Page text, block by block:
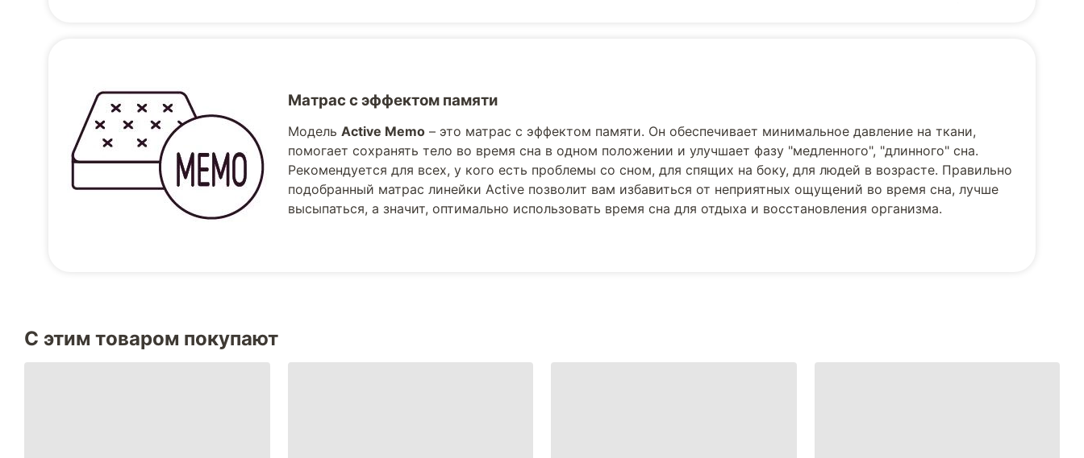
Матрас с эффектом памяти
Модель Active Memo– это матрас с эффектом памяти. Он обеспечивает минимальное давление на ткани,
помогает сохранять тело во время сна в одном положении и улучшает фазу "медленного", "длинного" сна.
Рекомендуется для всех, у кого есть проблемы со сном, для спящих на боку, для людей в возрасте. Правильно
подобранный матрас линейки Active позволит вам избавиться от неприятных ощущений во время сна, лучше
высыпаться, а значит, оптимально использовать время сна для отдыха и восстановления организма.
С этим товаром покупают